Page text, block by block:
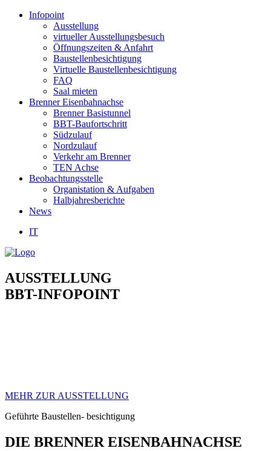
Infopoint
Ausstellung
virtueller Ausstellungsbesuch
Öffnungszeiten & Anfahrt
Baustellenbesichtigung
Virtuelle Baustellenbesichtigung
FAQ
Saal mieten
Brenner Eisenbahnachse
Brenner Basistunnel
BBT-Baufortschritt
Südzulauf
Nordzulauf
Verkehr am Brenner
TEN Achse
Beobachtungsstelle
Organistation & Aufgaben
Halbjahresberichte
News
IT
AUSSTELLUNG
BBT-INFOPOINT
MEHR ZUR AUSSTELLUNG
Geführte Baustellen- besichtigung
DIE BRENNER EISENBAHNACHSE